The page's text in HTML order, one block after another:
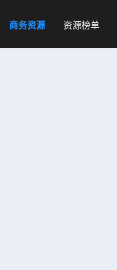
商务资源 资源榜单